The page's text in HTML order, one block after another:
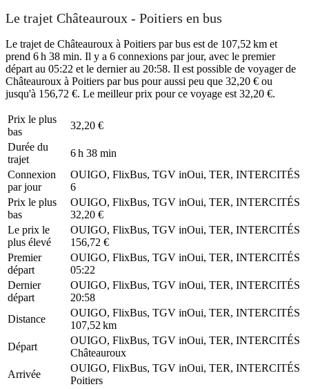
Le trajet Châteauroux - Poitiers en bus
Le trajet de Châteauroux à Poitiers par bus est de 107,52 km et
prend 6 h 38 min. Il y a 6 connexions par jour, avec le premier
départ au 05:22 et le dernier au 20:58. Il est possible de voyager de
Châteauroux à Poitiers par bus pour aussi peu que 32,20 € ou
jusqu'à 156,72 €. Le meilleur prix pour ce voyage est 32,20 €.
Prix ​​le plus
bas
32,20 €
Durée du
trajet
6 h 38 min
Connexion
par jour
OUIGO, FlixBus, TGV inOui, TER, INTERCITÉS
6
Prix ​​le plus
bas
OUIGO, FlixBus, TGV inOui, TER, INTERCITÉS
32,20 €
Le prix le
plus élevé
OUIGO, FlixBus, TGV inOui, TER, INTERCITÉS
156,72 €
Premier
départ
OUIGO, FlixBus, TGV inOui, TER, INTERCITÉS
05:22
Dernier
départ
OUIGO, FlixBus, TGV inOui, TER, INTERCITÉS
20:58
Distance
OUIGO, FlixBus, TGV inOui, TER, INTERCITÉS
107,52 km
Départ
OUIGO, FlixBus, TGV inOui, TER, INTERCITÉS
Châteauroux
Arrivée
OUIGO, FlixBus, TGV inOui, TER, INTERCITÉS
Poitiers